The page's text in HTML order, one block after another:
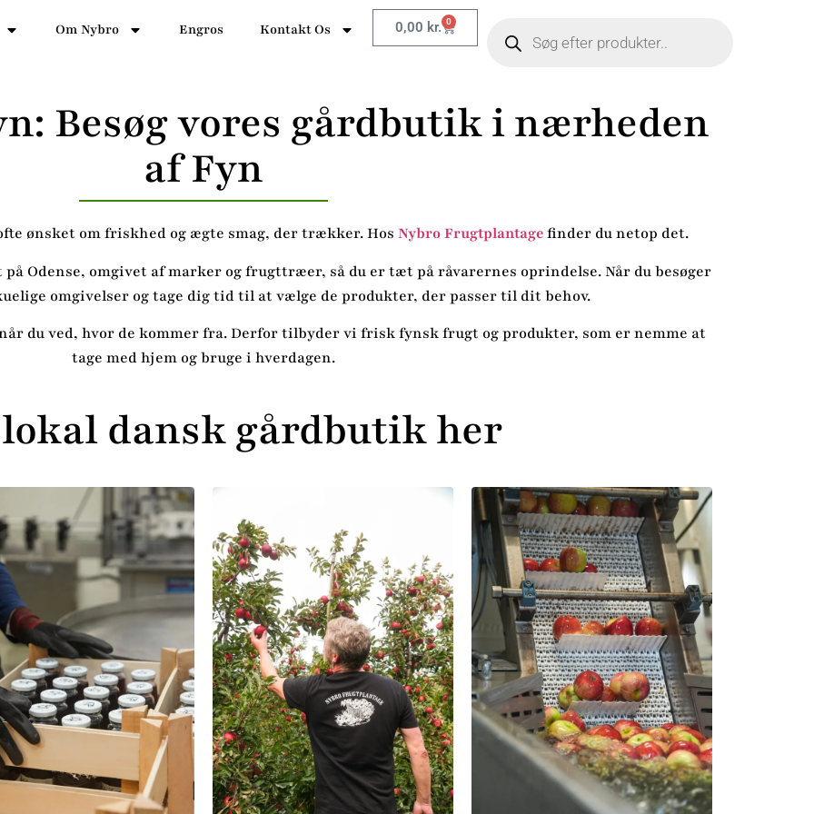
Om Nybro Engros Kontakt Os 0,00 kr. 0
Besøg vores gårdbutik i nærheden
af Fyn
ønsket om friskhed og ægte smag, der trækker. Hos Nybro Frugtplantagefinder du netop det.
Odense, omgivet af marker og frugttræer, så du er tæt på råvarernes oprindelse. Når du besøger
omgivelser og tage dig tid til at vælge de produkter, der passer til dit behov.
du ved, hvor de kommer fra. Derfor tilbyder vi frisk fynsk frugt og produkter, som er nemme at
tage med hjem og bruge i hverdagen.
dansk gårdbutik her